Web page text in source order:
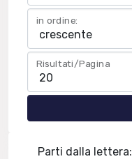
in ordine:
Risultati/Pagina
Parti dalla lettera: